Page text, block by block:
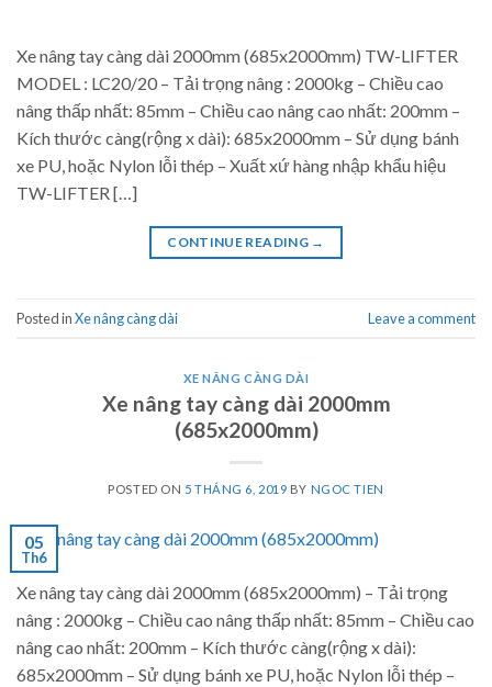
Xe nâng tay càng dài 2000mm (685x2000mm) TW-LIFTER
MODEL : LC20/20 – Tải trọng nâng : 2000kg – Chiều cao
nâng thấp nhất: 85mm – Chiều cao nâng cao nhất: 200mm –
Kích thước càng(rộng x dài): 685x2000mm – Sử dụng bánh
xe PU, hoặc Nylon lỗi thép – Xuất xứ hàng nhập khẩu hiệu
TW-LIFTER […]
CONTINUE READING →
Posted inXe nâng càng dài Leave a comment
XE NÂNG CÀNG DÀI
Xe nâng tay càng dài 2000mm
(685x2000mm)
POSTED ON 5 THÁNG 6, 2019 BY NGOC TIEN
05
Th6
Xe nâng tay càng dài 2000mm (685x2000mm) – Tải trọng
nâng : 2000kg – Chiều cao nâng thấp nhất: 85mm – Chiều cao
nâng cao nhất: 200mm – Kích thước càng(rộng x dài):
685x2000mm – Sử dụng bánh xe PU, hoặc Nylon lỗi thép –